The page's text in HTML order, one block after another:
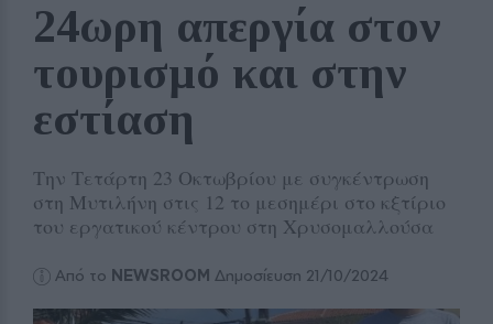
24ωρη απεργία στον
τουρισμό και στην
εστίαση
Την Τετάρτη 23 Οκτωβρίου με συγκέντρωση
στη Μυτιλήνη στις 12 το μεσημέρι στο κξτίριο
του εργατικού κέντρου στη Χρυσομαλλούσα
Από το NEWSROOM Δημοσίευση 21/10/2024